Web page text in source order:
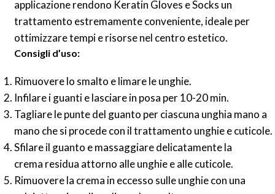
applicazione rendono Keratin Gloves e Socks un
trattamento estremamente conveniente, ideale per
ottimizzare tempi e risorse nel centro estetico.
Consigli d’uso:
Rimuovere lo smalto e limare le unghie.
Infilare i guanti e lasciare in posa per 10-20 min.
Tagliare le punte del guanto per ciascuna unghia mano a
mano che si procede con il trattamento unghie e cuticole.
Sfilare il guanto e massaggiare delicatamente la
crema residua attorno alle unghie e alle cuticole.
Rimuovere la crema in eccesso sulle unghie con una